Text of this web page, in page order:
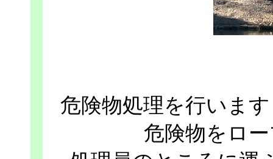
危険物処理を行いま
危険物をロ